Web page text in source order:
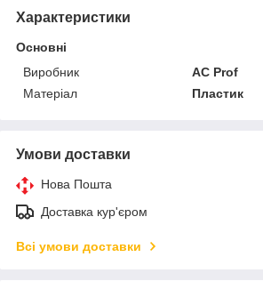
Характеристики
Основні
Виробник
AC Prof
Матеріал
Пластик
Умови доставки
Нова Пошта
Доставка кур'єром
Всі умови доставки